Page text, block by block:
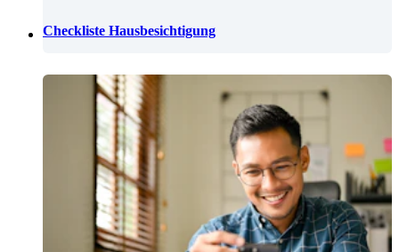
Checkliste Hausbesichtigung